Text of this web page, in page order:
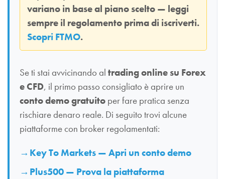
variano in base al piano scelto — leggi
sempre il regolamento prima di iscriverti.
Scopri FTMO.
Se ti stai avvicinando al trading online su Forex
e CFD, il primo passo consigliato è aprire un
conto demo gratuito per fare pratica senza
rischiare denaro reale. Di seguito trovi alcune
piattaforme con broker regolamentati:
Key To Markets — Apri un conto demo
Plus500 — Prova la piattaforma